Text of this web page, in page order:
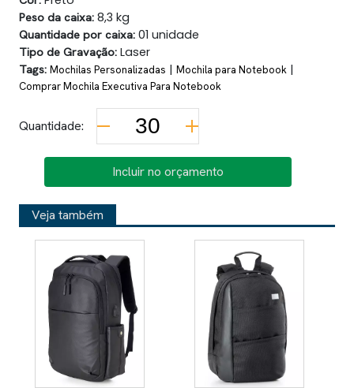
Peso da caixa: 8,3 kg
Quantidade por caixa: 01 unidade
Tipo de Gravação: Laser
Tags: Mochilas Personalizadas | Mochila para Notebook |
Comprar Mochila Executiva Para Notebook
Quantidade:
Incluir no orçamento
Veja também